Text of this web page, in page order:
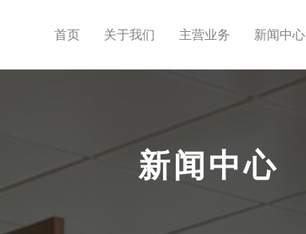
首页 关于我们 主营业务 新闻中心
新闻中心